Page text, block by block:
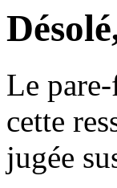
Le
cette
jugée